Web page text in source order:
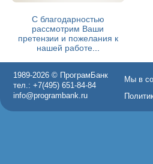
С благодарностью
рассмотрим Ваши
претензии и пожелания к
нашей работе...
1989-2026 © ПрограмБанк
тел.: +7(495) 651-84-84
info@programbank.ru
Мы в